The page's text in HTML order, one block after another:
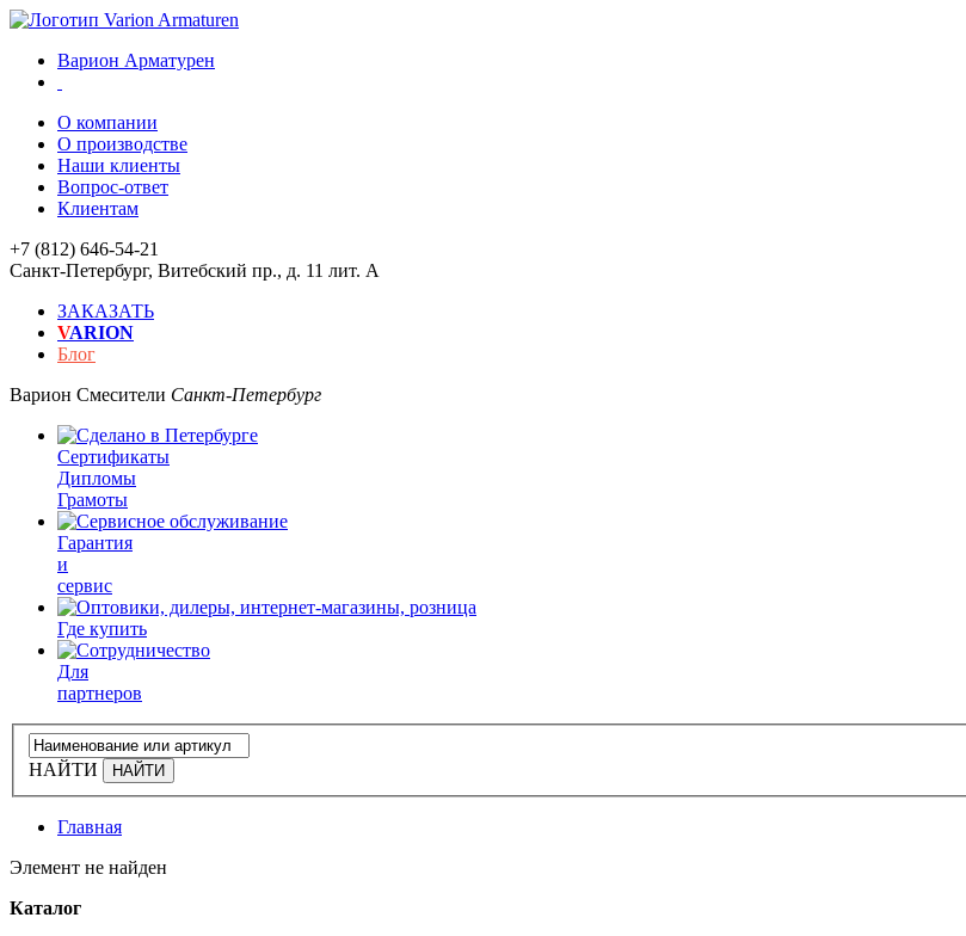
Варион Арматурен
О компании
О производстве
Наши клиенты
Вопрос-ответ
Клиентам
+7 (812) 646-54-21
Санкт-Петербург, Витебский пр., д. 11 лит. А
ЗАКАЗАТЬ
VARION
Блог
Варион Смесители Санкт-Петербург
Сертификаты
Дипломы
Грамоты
Гарантия
и
сервис
Где купить
Для
партнеров
НАЙТИ
Главная
Элемент не найден
Каталог